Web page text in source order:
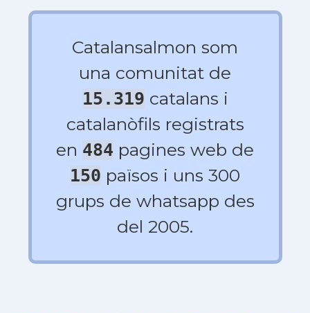
Catalansalmon som
una comunitat de
15.319 catalans i
catalanòfils registrats
en 484 pagines web de
150 països i uns 300
grups de whatsapp des
del 2005.